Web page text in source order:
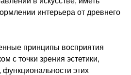
интерьера от древнего
принципы восприятия
с точки зрения эстетики,
функциональности этих